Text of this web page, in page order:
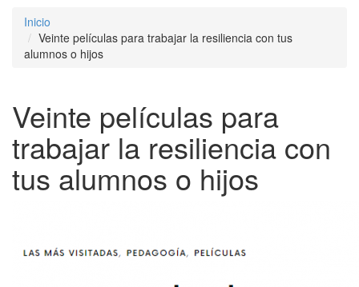
Inicio
Veinte películas para trabajar la resiliencia con tus
alumnos o hijos
Veinte películas para
trabajar la resiliencia con
tus alumnos o hijos